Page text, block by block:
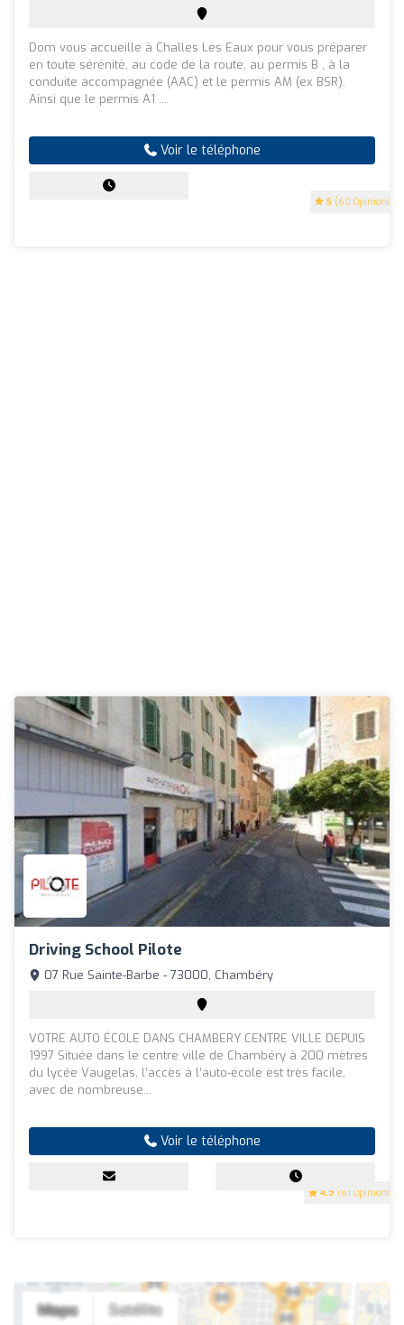
5 (60 Opinions)
Dom vous accueille à Challes Les Eaux pour vous préparer
en toute sérénité, au code de la route, au permis B , à la
conduite accompagnée (AAC) et le permis AM (ex BSR).
Ainsi que le permis A1 ...
Voir le téléphone
Driving School Pilote
4.9 (61 Opinions)
07 Rue Sainte-Barbe - 73000, Chambéry
VOTRE AUTO ÉCOLE DANS CHAMBERY CENTRE VILLE DEPUIS
1997 Située dans le centre ville de Chambéry à 200 mètres
du lycée Vaugelas, l’accès à l’auto-école est très facile,
avec de nombreuse...
Voir le téléphone